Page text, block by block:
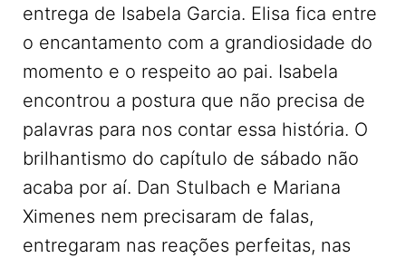
entrega de Isabela Garcia. Elisa fica entre
o encantamento com a grandiosidade do
momento e o respeito ao pai. Isabela
encontrou a postura que não precisa de
palavras para nos contar essa história. O
brilhantismo do capítulo de sábado não
acaba por aí. Dan Stulbach e Mariana
Ximenes nem precisaram de falas,
entregaram nas reações perfeitas, nas